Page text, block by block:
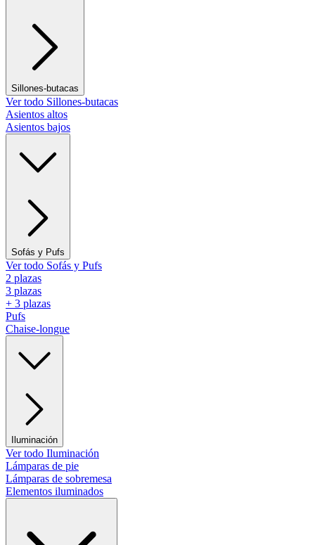
Sillones-butacas
Ver todo Sillones-butacas
Asientos altos
Asientos bajos
Sofás y Pufs
Ver todo Sofás y Pufs
2 plazas
3 plazas
+ 3 plazas
Pufs
Chaise-longue
Iluminación
Ver todo Iluminación
Lámparas de pie
Lámparas de sobremesa
Elementos iluminados